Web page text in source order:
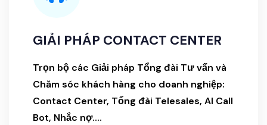
GIẢI PHÁP CONTACT CENTER
Trọn bộ các Giải pháp Tổng đài Tư vấn và
Chăm sóc khách hàng cho doanh nghiệp:
Contact Center, Tổng đài Telesales, AI Call
Bot, Nhắc nợ....